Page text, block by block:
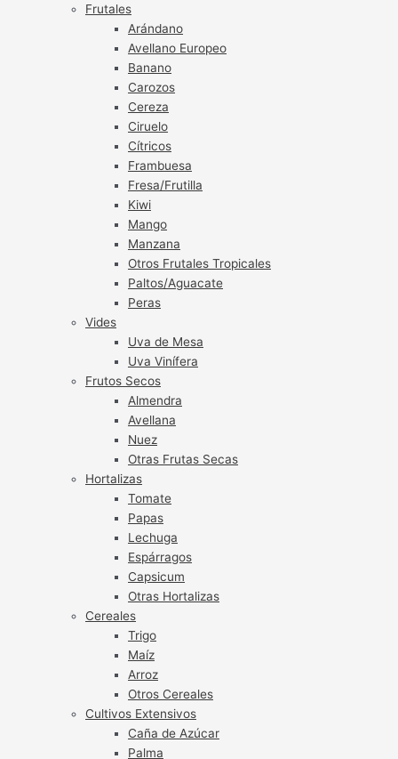
Frutales
Arándano
Avellano Europeo
Banano
Carozos
Cereza
Ciruelo
Cítricos
Frambuesa
Fresa/Frutilla
Kiwi
Mango
Manzana
Otros Frutales Tropicales
Paltos/Aguacate
Peras
Vides
Uva de Mesa
Uva Vinífera
Frutos Secos
Almendra
Avellana
Nuez
Otras Frutas Secas
Hortalizas
Tomate
Papas
Lechuga
Espárragos
Capsicum
Otras Hortalizas
Cereales
Trigo
Maíz
Arroz
Otros Cereales
Cultivos Extensivos
Caña de Azúcar
Palma